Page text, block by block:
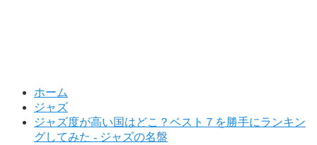
ホーム
ジャズ
ジャズ度が高い国はどこ？ベスト７を勝手にランキン
グしてみた - ジャズの名盤